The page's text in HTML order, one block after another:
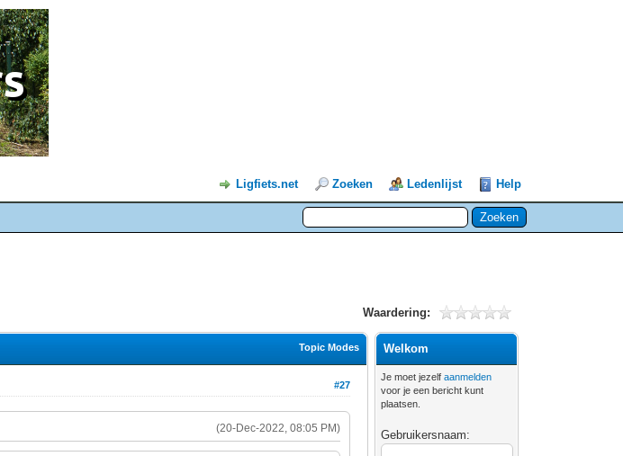
Ligfiets.net Zoeken Ledenlijst Help
Waardering:
Topic Modes
#27
(20-Dec-2022, 08:05 PM)
Welkom
Je moet jezelfaanmelden
voor je een bericht kunt
plaatsen.
Gebruikersnaam: